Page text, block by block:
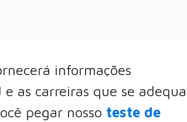
informações
e as carreiras que se
pegar nosso teste de